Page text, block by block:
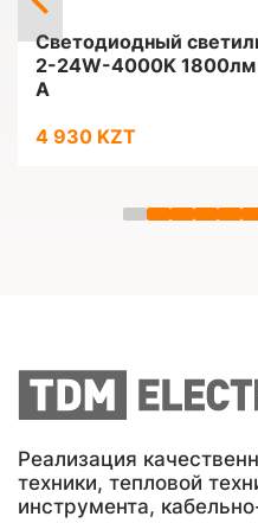
Светодиодный
2-24W-4000K 1800лм
A
4 930 KZT
Реализация
техники, тепловой
инструмента,